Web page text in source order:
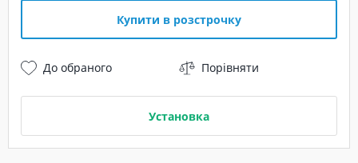
Купити в розстрочку
До обраного Порівняти
Установка